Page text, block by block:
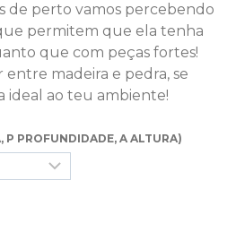
de perto vamos percebendo
permitem que ela tenha
que com peças fortes!
madeira e pedra, se
ideal ao teu ambiente!
P PROFUNDIDADE, A ALTURA)